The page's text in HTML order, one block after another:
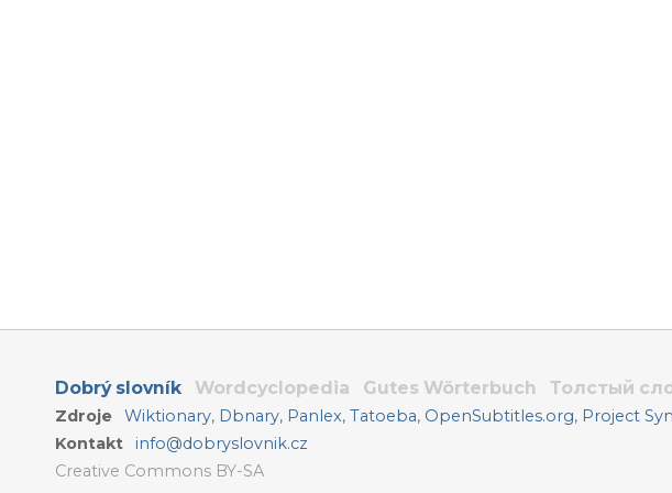
Dobrý slovník Wordcyclopedia Gutes Wörterbuch Толстый
Zdroje Wiktionary, Dbnary, Panlex,Tatoeba, OpenSubtitles.org, Project
Kontakt
info@dobryslovnik.cz
Creative Commons BY-SA